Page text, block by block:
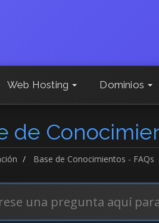
Web Hosting Dominios
de
Base de Conocimientos - FAQs